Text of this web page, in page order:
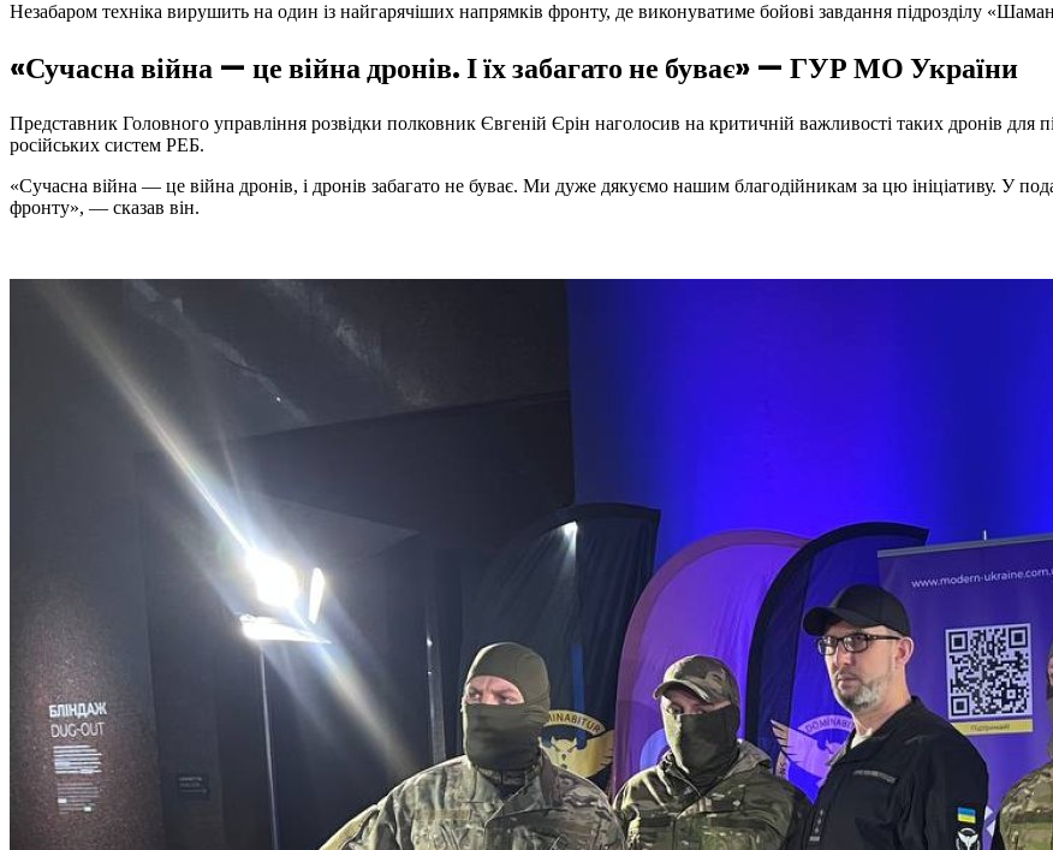
Незабаром техніка вирушить на один із найгарячіших напрямків фронту, де виконуватиме бойові завдання підрозділу
«Сучасна війна — це війна дронів. І їх забагато не буває» — ГУР МО України
Представник Головного управління розвідки полковник Євгеній Єрін наголосив на критичній важливості таких дронів для
російських систем РЕБ.
«Сучасна війна — це війна дронів, і дронів забагато не буває. Ми дуже дякуємо нашим благодійникам за цю ініціативу. У
фронту», — сказав він.